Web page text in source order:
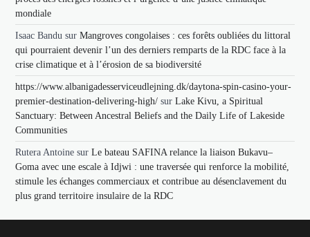
mondiale
Isaac Bandu surMangroves congolaises : ces forêts oubliées du littoral
qui pourraient devenir l’un des derniers remparts de la RDC face à la
crise climatique et à l’érosion de sa biodiversité
https://www.albanigadesserviceudlejning.dk/daytona-spin-casino-your-
premier-destination-delivering-high/ surLake Kivu, a Spiritual
Sanctuary: Between Ancestral Beliefs and the Daily Life of Lakeside
Communities
Rutera Antoine surLe bateau SAFINA relance la liaison Bukavu–
Goma avec une escale à Idjwi : une traversée qui renforce la mobilité,
stimule les échanges commerciaux et contribue au désenclavement du
plus grand territoire insulaire de la RDC